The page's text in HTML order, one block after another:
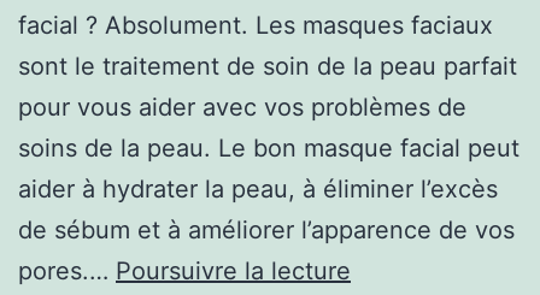
facial ? Absolument. Les masques faciaux
sont le traitement de soin de la peau parfait
pour vous aider avec vos problèmes de
soins de la peau. Le bon masque facial peut
aider à hydrater la peau, à éliminer l’excès
de sébum et à améliorer l’apparence de vos
pores.… Poursuivre la lecture